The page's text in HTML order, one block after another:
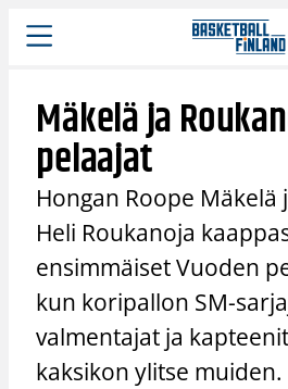
Siirry
sisältöön
Mäkelä ja
pelaajat
Hongan Roope Mäkelä
Heli Roukanoja
ensimmäiset Vuoden
kun koripallon SM-
valmentajat ja
kaksikon ylitse muiden.